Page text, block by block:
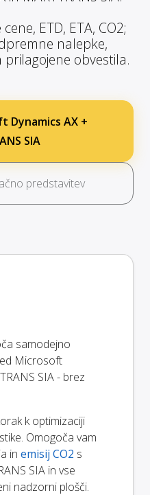
ETD, ETA, CO2;
nalepke,
prilagojene obvestila.
Dynamics AX +
SIA
predstavitev
samodejno
Microsoft
SIA - brez
k optimizaciji
Omogoča vam
in emisij CO2 s
SIA in vse
nadzorni plošči.